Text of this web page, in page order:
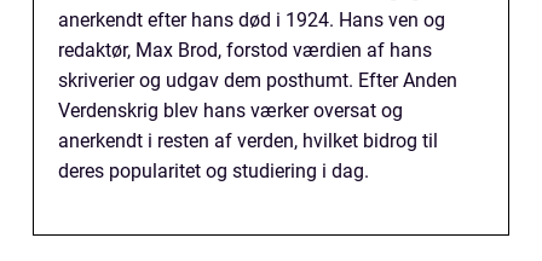
anerkendt efter hans død i 1924. Hans ven og
redaktør, Max Brod, forstod værdien af hans
skriverier og udgav dem posthumt. Efter Anden
Verdenskrig blev hans værker oversat og
anerkendt i resten af verden, hvilket bidrog til
deres popularitet og studiering i dag.